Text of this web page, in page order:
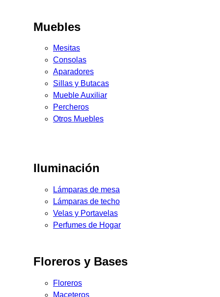
Muebles
Mesitas
Consolas
Aparadores
Sillas y Butacas
Mueble Auxiliar
Percheros
Otros Muebles
Iluminación
Lámparas de mesa
Lámparas de techo
Velas y Portavelas
Perfumes de Hogar
Floreros y Bases
Floreros
Maceteros